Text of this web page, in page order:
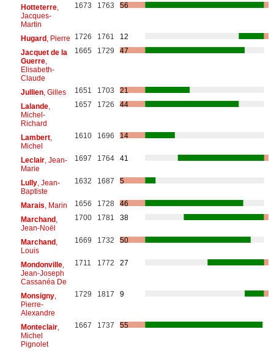
Hotteterre,
Jacques-
Martin
1673 1763 56
Hugard, Pierre 1726 1761
12
Jacquet de la
Guerre,
Elisabeth-
Claude
1665 1729 47
Jullien, Gilles 1651 1703
21
Lalande,
Michel-
Richard
1657 1726 44
Lambert,
Michel
1610 1696 14
Leclair, Jean-
Marie
1697 1764 41
Lully, Jean-
Baptiste
1632 1687 5
Marais , Marin 1656 1728
46
Marchand,
Jean-Noël
1700 1781 38
Marchand,
Louis
1669 1732 50
Mondonville,
Jean-Joseph
Cassanéa De
1711 1772 27
Monsigny,
Pierre-
Alexandre
1729 1817 9
Monteclair,
Michel
Pignolet
1667 1737 55